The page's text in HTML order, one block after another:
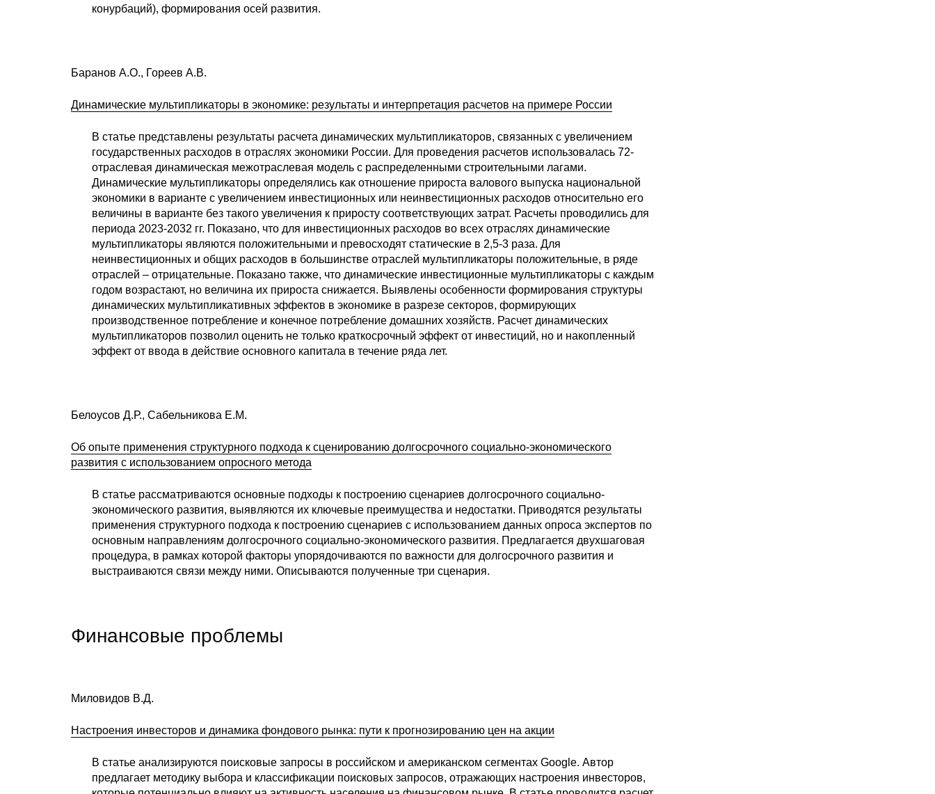
конурбаций), формирования осей развития.
Баранов А.О., Гореев А.В.
Динамические мультипликаторы в экономике: результаты и интерпретация расчетов на примере России
В статье представлены результаты расчета динамических мультипликаторов, связанных с увеличением
государственных расходов в отраслях экономики России. Для проведения расчетов использовалась 72-
отраслевая динамическая межотраслевая модель с распределенными строительными лагами.
Динамические мультипликаторы определялись как отношение прироста валового выпуска национальной
экономики в варианте с увеличением инвестиционных или неинвестиционных расходов относительно его
величины в варианте без такого увеличения к приросту соответствующих затрат. Расчеты проводились для
периода 2023-2032 гг. Показано, что для инвестиционных расходов во всех отраслях динамические
мультипликаторы являются положительными и превосходят статические в 2,5-3 раза. Для
неинвестиционных и общих расходов в большинстве отраслей мультипликаторы положительные, в ряде
отраслей – отрицательные. Показано также, что динамические инвестиционные мультипликаторы с каждым
годом возрастают, но величина их прироста снижается. Выявлены особенности формирования структуры
динамических мультипликативных эффектов в экономике в разрезе секторов, формирующих
производственное потребление и конечное потребление домашних хозяйств. Расчет динамических
мультипликаторов позволил оценить не только краткосрочный эффект от инвестиций, но и накопленный
эффект от ввода в действие основного капитала в течение ряда лет.
Белоусов Д.Р., Сабельникова Е.М.
Об опыте применения структурного подхода к сценированию долгосрочного социально-экономического
развития с использованием опросного метода
В статье рассматриваются основные подходы к построению сценариев долгосрочного социально-
экономического развития, выявляются их ключевые преимущества и недостатки. Приводятся результаты
применения структурного подхода к построению сценариев с использованием данных опроса экспертов по
основным направлениям долгосрочного социально-экономического развития. Предлагается двухшаговая
процедура, в рамках которой факторы упорядочиваются по важности для долгосрочного развития и
выстраиваются связи между ними. Описываются полученные три сценария.
Финансовые проблемы
Миловидов В.Д.
Настроения инвесторов и динамика фондового рынка: пути к прогнозированию цен на акции
В статье анализируются поисковые запросы в российском и американском сегментах Google. Автор
предлагает методику выбора и классификации поисковых запросов, отражающих настроения инвесторов,